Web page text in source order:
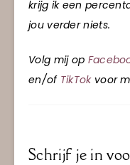
krijg ik een
jou verder niets.
Volg mij op
en/of TikTokvoor
Schrijf je in